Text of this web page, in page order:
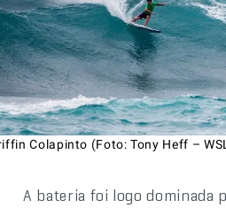
Colapinto (Foto: Tony Heff –
A bateria foi logo dominada